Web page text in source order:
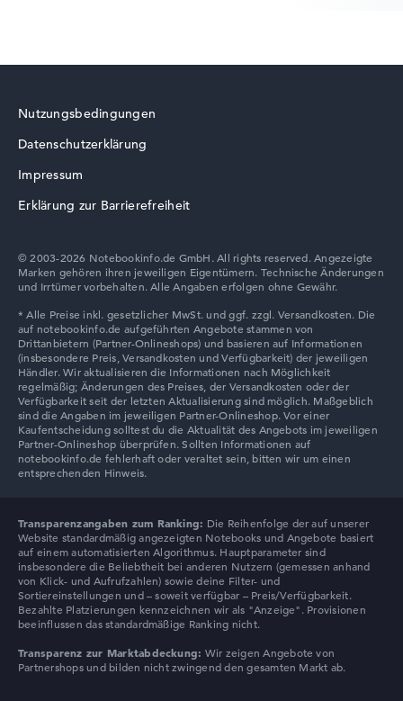
Lenovo Chromebook
Lenovo LOQ
Nutzungsbedingungen
Datenschutzerklärung
Impressum
Erklärung zur Barrierefreiheit
© 2003-2026 Notebookinfo.de GmbH. All rights reserved. Angezeigte
Marken gehören ihren jeweiligen Eigentümern. Technische Änderungen
und Irrtümer vorbehalten. Alle Angaben erfolgen ohne Gewähr.
Transparenzangaben zum Ranking: Die Reihenfolge der auf unserer
Website standardmäßig angezeigten Notebooks und Angebote basiert
auf einem automatisierten Algorithmus. Hauptparameter sind
insbesondere die Beliebtheit bei anderen Nutzern (gemessen anhand
von Klick- und Aufrufzahlen) sowie deine Filter- und
Sortiereinstellungen und – soweit verfügbar – Preis/Verfügbarkeit.
Bezahlte Platzierungen kennzeichnen wir als "Anzeige". Provisionen
beeinflussen das standardmäßige Ranking nicht.
Transparenz zur Marktabdeckung: Wir zeigen Angebote von
Partnershops und bilden nicht zwingend den gesamten Markt ab.